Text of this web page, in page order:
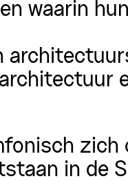
waarin
zich
in de